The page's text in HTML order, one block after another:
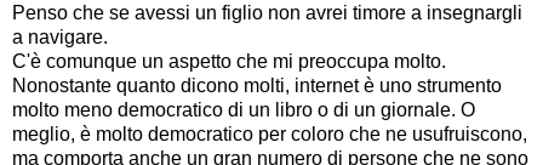
Penso che se avessi un figlio non avrei timore a insegnargli
a navigare.
C'è comunque un aspetto che mi preoccupa molto.
Nonostante quanto dicono molti, internet è uno strumento
molto meno democratico di un libro o di un giornale. O
meglio, è molto democratico per coloro che ne usufruiscono,
ma comporta anche un gran numero di persone che ne sono